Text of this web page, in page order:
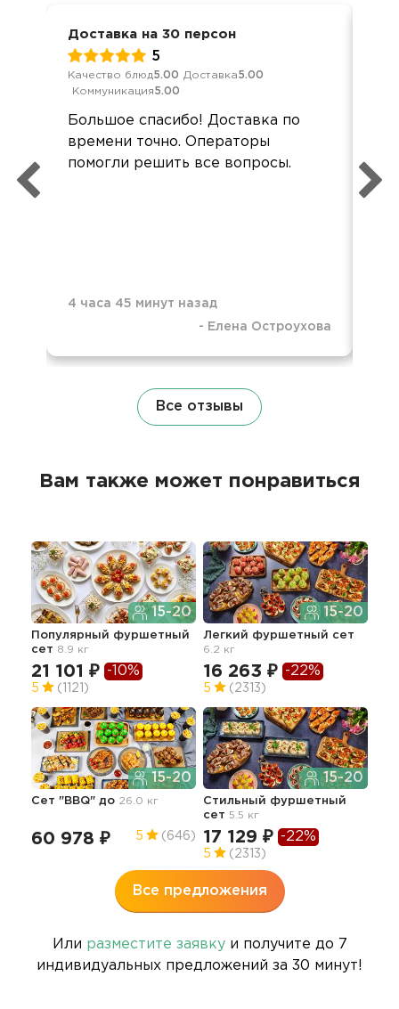
Доставка на 30 персон
5
Качество блюд5.00 Доставка5.00
Коммуникация5.00
Большое спасибо! Доставка по
времени точно. Операторы
помогли решить все вопросы.
4 часа 45 минут назад
- Елена Остроухова
Все отзывы
Вам также может понравиться
15-20
Популярный фуршетный
сет 8.9 кг
21 101 ₽ -10%
5 (1121)
15-20
Легкий фуршетный сет
6.2 кг
16 263 ₽ -22%
5 (2313)
15-20
Сет "BBQ" до 26.0 кг
60 978 ₽ 5 (646)
15-20
Стильный фуршетный
сет 5.5 кг
17 129 ₽ -22%
5 (2313)
Все предложения
Или разместите заявкуи получите до 7
индивидуальных предложений за 30 минут!